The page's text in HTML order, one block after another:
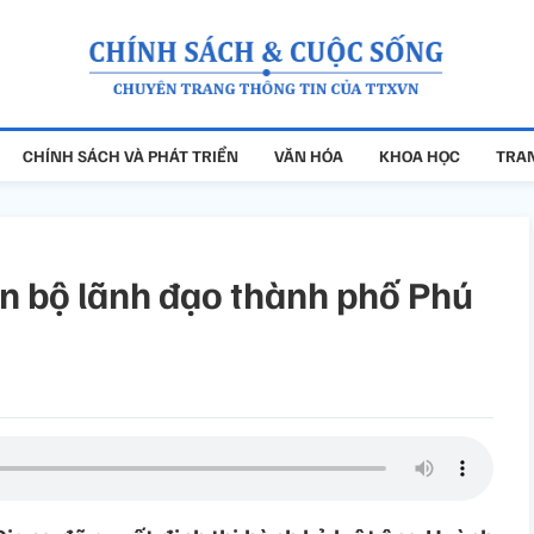
CHÍNH SÁCH VÀ PHÁT TRIỂN VĂN HÓA KHOA HỌC
bộ lãnh đạo thành phố Phú